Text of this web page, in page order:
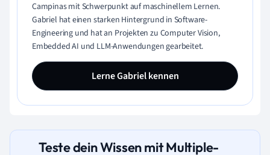
Campinas mit Schwerpunkt auf maschinellem Lernen.
Gabriel hat einen starken Hintergrund in Software-
Engineering und hat an Projekten zu Computer Vision,
Embedded AI und LLM-Anwendungen gearbeitet.
Lerne Gabriel kennen
Teste dein Wissen mit Multiple-